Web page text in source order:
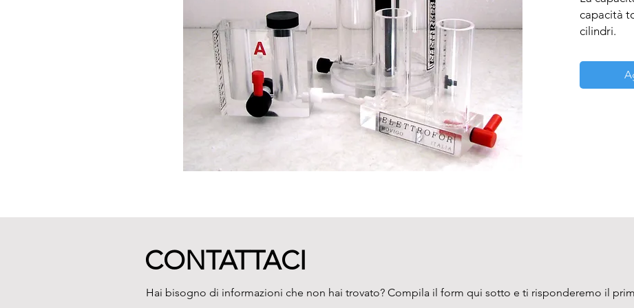
capacità
cilindri.
CONTATTACI
Hai bisogno di informazioni che non hai trovato? Compila il form qui sotto e ti risponderemo il